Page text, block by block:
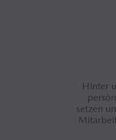
Hinter
setzen